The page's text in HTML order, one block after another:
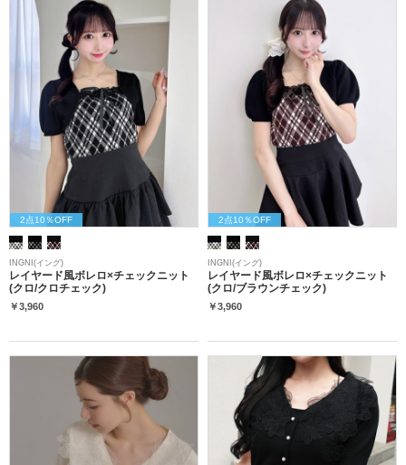
2点10％OFF
INGNI(イング)
レイヤード風ボレロ×チェックニット
(クロ/クロチェック)
￥3,960
2点10％OFF
INGNI(イング)
レイヤード風ボレロ×チェックニット
(クロ/ブラウンチェック)
￥3,960